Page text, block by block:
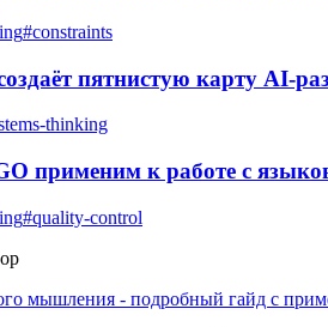
#constraints
пятнистую карту AI-
thinking
применим к работе с
#quality-control
мышления - подробный гайд с